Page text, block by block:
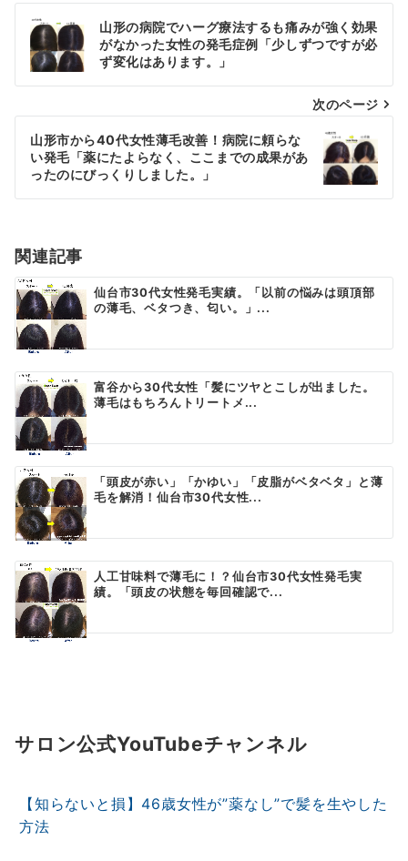
投
稿
ナ
ビ
ゲ
ー
シ
ン
山形の病院でハーグ療法するも痛みが強く効果
がなかった女性の発毛症例「少しずつですが必
ず変化はあります。」
次のページ
山形市から40代女性薄毛改善！病院に頼らな
い発毛「薬にたよらなく、ここまでの成果があ
ったのにびっくりしました。」
関連記事
仙台市30代女性発毛実績。「以前の悩みは頭頂部
の薄毛、ベタつき、匂い。」...
富谷から30代女性「髪にツヤとこしが出ました。
薄毛はもちろんトリートメ...
「頭皮が赤い」「かゆい」「皮脂がベタベタ」と薄
毛を解消！仙台市30代女性...
人工甘味料で薄毛に！？仙台市30代女性発毛実
績。「頭皮の状態を毎回確認で...
サロン公式YouTubeチャンネル
【知らないと損】46歳女性が”薬なし”で髪を生やした
方法